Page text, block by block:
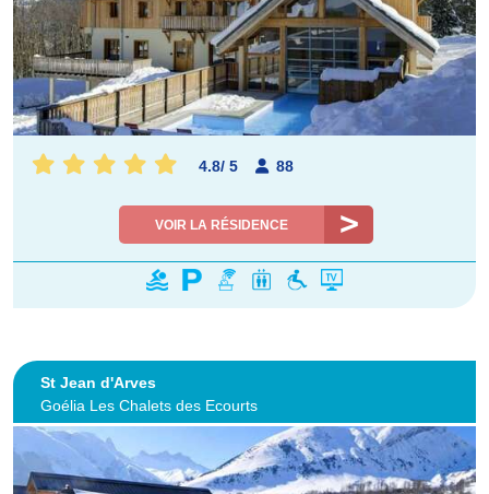
4.8/ 5 88
VOIR LA RÉSIDENCE
St Jean d'Arves
Goélia Les Chalets des Ecourts